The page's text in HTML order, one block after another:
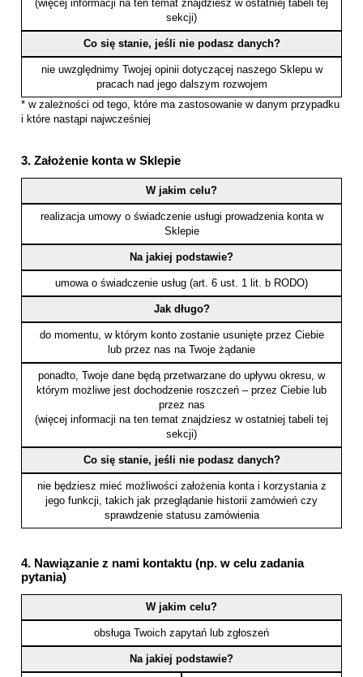
(więcej informacji na ten temat znajdziesz w ostatniej tabeli tej
sekcji)
Co się stanie, jeśli nie podasz danych?
nie uwzględnimy Twojej opinii dotyczącej naszego Sklepu w
pracach nad jego dalszym rozwojem
* w zależności od tego, które ma zastosowanie w danym przypadku
i które nastąpi najwcześniej
3. Założenie konta w Sklepie
W jakim celu?
realizacja umowy o świadczenie usługi prowadzenia konta w
Sklepie
Na jakiej podstawie?
umowa o świadczenie usług (art. 6 ust. 1 lit. b RODO)
Jak długo?
do momentu, w którym konto zostanie usunięte przez Ciebie
lub przez nas na Twoje żądanie
ponadto, Twoje dane będą przetwarzane do upływu okresu, w
którym możliwe jest dochodzenie roszczeń – przez Ciebie lub
przez nas
(więcej informacji na ten temat znajdziesz w ostatniej tabeli tej
sekcji)
Co się stanie, jeśli nie podasz danych?
nie będziesz mieć możliwości założenia konta i korzystania z
jego funkcji, takich jak przeglądanie historii zamówień czy
sprawdzenie statusu zamówienia
4. Nawiązanie z nami kontaktu (np. w celu zadania
pytania)
W jakim celu?
obsługa Twoich zapytań lub zgłoszeń
Na jakiej podstawie?